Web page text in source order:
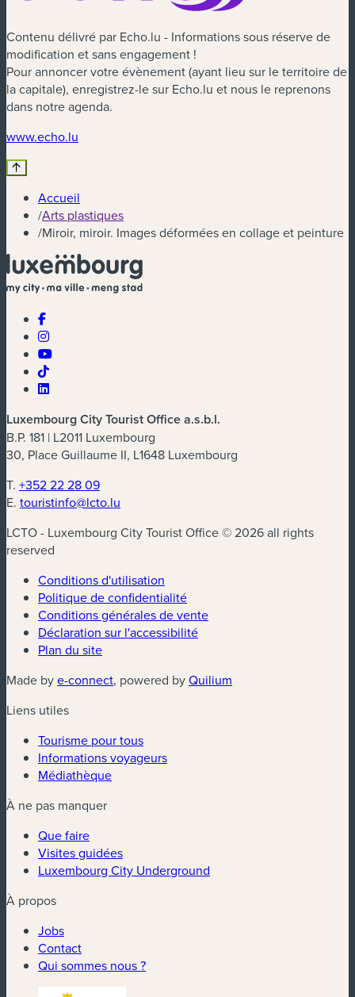
Contenu délivré par Echo.lu - Informations sous réserve de
modification et sans engagement !
Pour annoncer votre évènement (ayant lieu sur le territoire de
la capitale), enregistrez-le sur Echo.lu et nous le reprenons
dans notre agenda.
www.echo.lu
Accueil
/Arts plastiques
/Miroir, miroir. Images déformées en collage et peinture
Luxembourg City Tourist Office a.s.b.l.
B.P. 181 | L2011 Luxembourg
30, Place Guillaume II, L1648 Luxembourg
T. +352 22 28 09
E. touristinfo@lcto.lu
LCTO - Luxembourg City Tourist Office © 2026 all rights
reserved
Conditions d'utilisation
Politique de confidentialité
Conditions générales de vente
Déclaration sur l'accessibilité
Plan du site
Made bye-connect(nouvelle fenêtre)
, powered byQuilium
Liens utiles
Tourisme pour tous
Informations voyageurs
Médiathèque
À ne pas manquer
Que faire
Visites guidées
Luxembourg City Underground
À propos
Jobs
Contact
Qui sommes nous ?